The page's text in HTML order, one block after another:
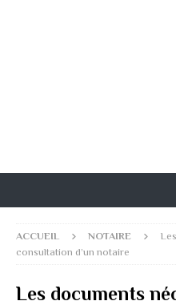
ACCUEIL NOTAIRE
consultation d’un notaire
Les documents